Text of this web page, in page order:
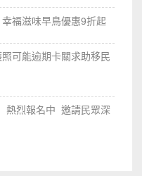
福滋味早鳥優惠9折起
可能逾期卡關求助移民
熱烈報名中 邀請民眾深